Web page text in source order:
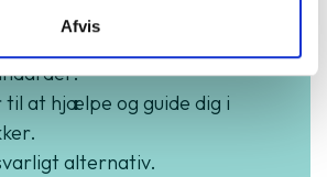
Afvis
høj kvalitet til skarpe priser.
at hjælpe og guide dig i
alternativ.